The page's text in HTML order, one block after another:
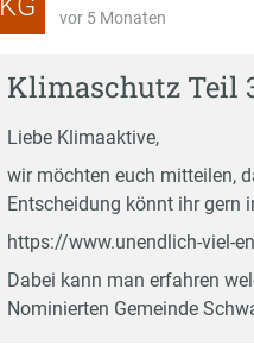
vor 5 Monaten
Klimaschutz Teil
Liebe Klimaaktive,
wir möchten euch mitteilen,
Entscheidung könnt ihr gern
https://www.unendlich-viel-
Dabei kann man erfahren
Nominierten Gemeinde